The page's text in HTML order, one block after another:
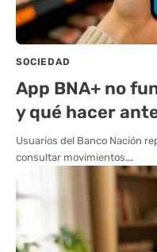
SOCIEDAD
App BNA+ no
y qué hacer
Usuarios del Banco Nación
consultar movimientos.…